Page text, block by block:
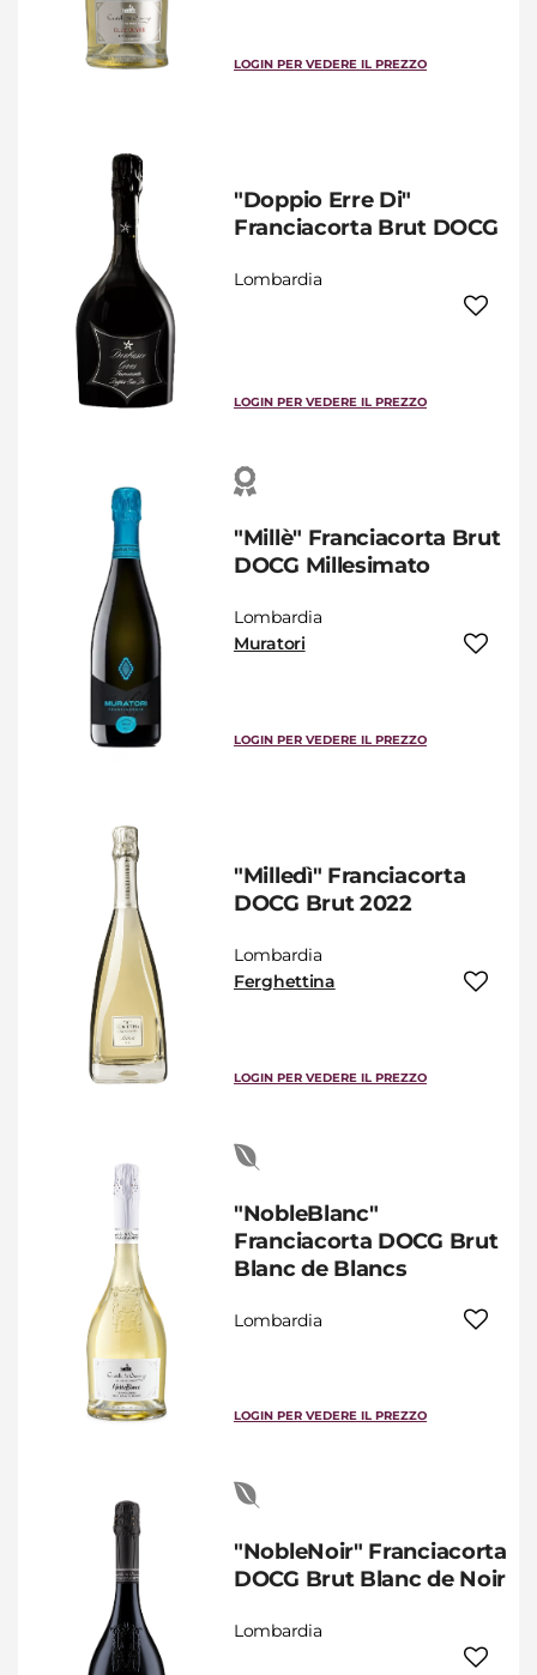
LOGIN PER VEDERE IL PREZZO
"Doppio Erre Di"
Franciacorta Brut DOCG
Lombardia
LOGIN PER VEDERE IL PREZZO
"Millè" Franciacorta Brut
DOCG Millesimato
Lombardia
Muratori
LOGIN PER VEDERE IL PREZZO
"Milledì" Franciacorta
DOCG Brut 2022
Lombardia
Ferghettina
LOGIN PER VEDERE IL PREZZO
"NobleBlanc"
Franciacorta DOCG Brut
Blanc de Blancs
Lombardia
LOGIN PER VEDERE IL PREZZO
"NobleNoir" Franciacorta
DOCG Brut Blanc de Noir
Lombardia